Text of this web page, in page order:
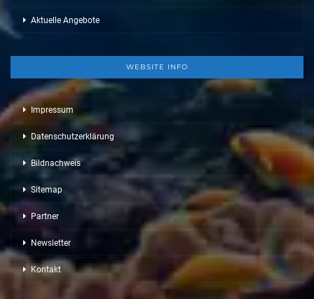
Aktuelle Angebote
WEBSITE INFO
Impressum
Datenschutzerklärung
Bildnachweis
Sitemap
Partner
Newsletter
Kontakt